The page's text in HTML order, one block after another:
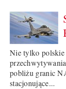
Nie tylko polskie
pobliżu granic
stacjonujące...